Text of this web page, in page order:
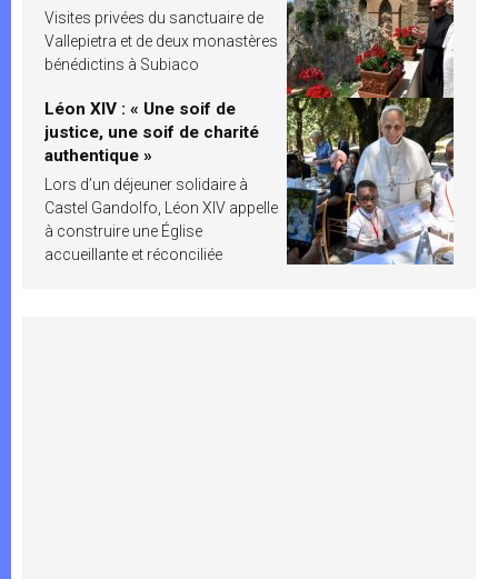
Visites privées du sanctuaire de
Vallepietra et de deux monastères
bénédictins à Subiaco
Léon XIV : « Une soif de
justice, une soif de charité
authentique »
Lors d’un déjeuner solidaire à
Castel Gandolfo, Léon XIV appelle
à construire une Église
accueillante et réconciliée